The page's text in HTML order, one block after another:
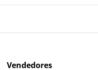
Vendedores